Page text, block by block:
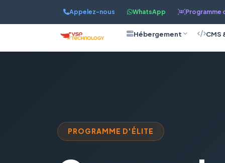
Appelez-nous WhatsApp Programme
Hébergement CMS
PROGRAMME D'ÉLITE